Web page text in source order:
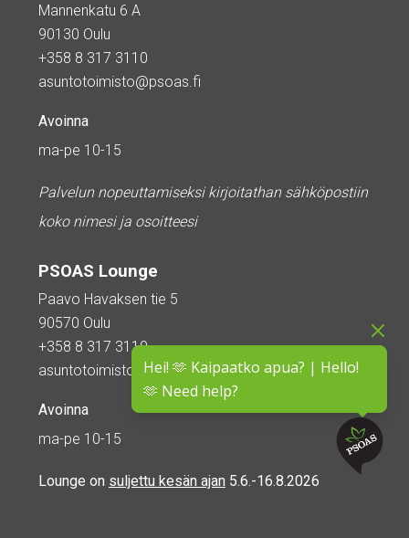
Hei! 🫶 Kaipaatko apua? | Hello!
🫶 Need help?
Mannenkatu 6 A
90130 Oulu
+358 8 317 3110
asuntotoimisto@psoas.fi
Avoinna
ma-pe 10-15
Palvelun nopeuttamiseksi kirjoitathan sähköpostiin
koko nimesi ja osoitteesi
PSOAS Lounge
Paavo Havaksen tie 5
90570 Oulu
+358 8 317 3110
asuntotoimisto@psoas.fi
Avoinna
ma-pe 10-15
Lounge on suljettu kesän ajan 5.6.-16.8.2026